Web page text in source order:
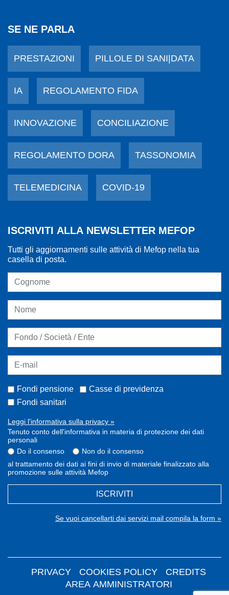
SE NE PARLA
PRESTAZIONI PILLOLE DI SANI|DATA
IA REGOLAMENTO FIDA
INNOVAZIONE CONCILIAZIONE
REGOLAMENTO DORA TASSONOMIA
TELEMEDICINA COVID-19
ISCRIVITI ALLA NEWSLETTER MEFOP
Tutti gli aggiornamenti sulle attività di Mefop nella tua
casella di posta.
Fondi pensione
Casse di previdenza
Fondi sanitari
Leggi l'informativa sulla privacy »
Tenuto conto dell'informativa in materia di protezione dei dati
personali
Do il consenso
Non do il consenso
al trattamento dei dati ai fini di invio di materiale finalizzato alla
promozione sulle attività Mefop
ISCRIVITI
Se vuoi cancellarti dai servizi mail compila la form »
PRIVACY COOKIES POLICY
CREDITS
AREA AMMINISTRATORI